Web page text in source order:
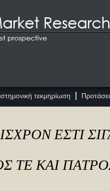
τεκμηρίωση
ΕΣΤΙ
ΤΕ ΚΑΙ